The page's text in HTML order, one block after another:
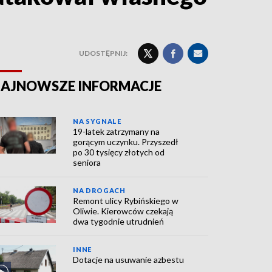
UDOSTĘPNIJ:
INFORMACJE
NA SYGNALE
19-latek zatrzymany na
gorącym uczynku. Przyszedł
po 30 tysięcy złotych od
seniora
NA DROGACH
Remont ulicy Rybińskiego w
Oliwie. Kierowców czekają
dwa tygodnie utrudnień
INNE
Dotacje na usuwanie azbestu